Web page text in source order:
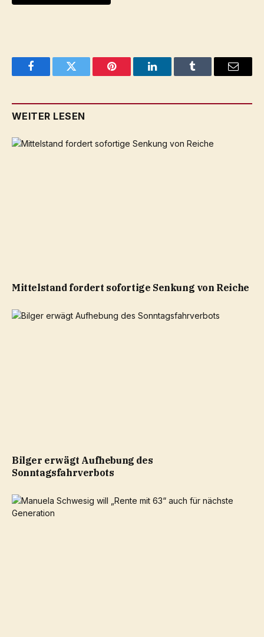
FacebookTwitter Pinterest LinkedInTumblr Email
WEITER LESEN
Mittelstand fordert sofortige Senkung von Reiche
Bilger erwägt Aufhebung des
Sonntagsfahrverbots